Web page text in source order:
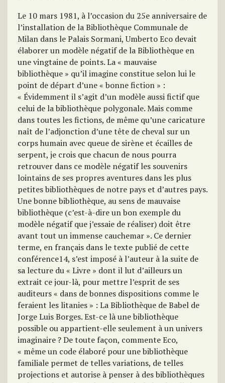
Le 10 mars 1981, à l’occasion du 25e anniversaire de
l’installation de la Bibliothèque Communale de
Milan dans le Palais Sormani, Umberto Eco devait
élaborer un modèle négatif de la Bibliothèque en
une vingtaine de points. La « mauvaise
bibliothèque » qu’il imagine constitue selon lui le
point de départ d’une « bonne fiction » :
« Évidemment il s’agit d’un modèle aussi fictif que
celui de la bibliothèque polygonale. Mais comme
dans toutes les fictions, de même qu’une caricature
naît de l’adjonction d’une tête de cheval sur un
corps humain avec queue de sirène et écailles de
serpent, je crois que chacun de nous pourra
retrouver dans ce modèle négatif les souvenirs
lointains de ses propres aventures dans les plus
petites bibliothèques de notre pays et d’autres pays.
Une bonne bibliothèque, au sens de mauvaise
bibliothèque (c’est-à-dire un bon exemple du
modèle négatif que j’essaie de réaliser) doit être
avant tout un immense cauchemar ». Ce dernier
terme, en français dans le texte publié de cette
conférence14, s’est imposé à l’auteur à la suite de
sa lecture du « Livre » dont il lut d’ailleurs un
extrait ce jour-là, pour mettre l’esprit de ses
auditeurs « dans de bonnes dispositions comme le
feraient les litanies » : La Bibliothèque de Babel de
Jorge Luis Borges. Est-ce là une bibliothèque
possible ou appartient-elle seulement à un univers
imaginaire ? De toute façon, commente Eco,
« même un code élaboré pour une bibliothèque
familiale permet de telles variations, de telles
projections et autorise à penser à des bibliothèques